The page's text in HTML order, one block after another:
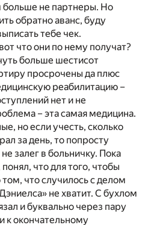
не партнеры. Но
обратно аванс, буду
тебе чек.
что они по нему получат?
больше шестисот
просрочены да плюс
реабилитацию –
нет и не
– эта самая медицина.
но если учесть, сколько
за день, то попросту
залег в больничку. Пока
что для того, чтобы
что случилось с делом
не хватит. С бухлом
и буквально через пару
к окончательному